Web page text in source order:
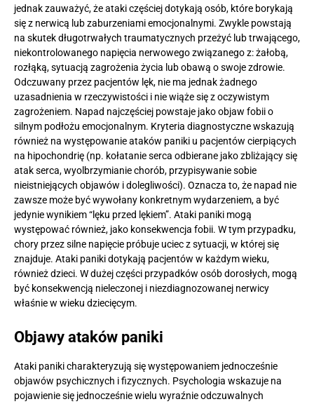
jednak zauważyć, że ataki częściej dotykają osób, które borykają
się z nerwicą lub zaburzeniami emocjonalnymi. Zwykle powstają
na skutek długotrwałych traumatycznych przeżyć lub trwającego,
niekontrolowanego napięcia nerwowego związanego z: żałobą,
rozłąką, sytuacją zagrożenia życia lub obawą o swoje zdrowie.
Odczuwany przez pacjentów lęk, nie ma jednak żadnego
uzasadnienia w rzeczywistości i nie wiąże się z oczywistym
zagrożeniem. Napad najczęściej powstaje jako objaw fobii o
silnym podłożu emocjonalnym. Kryteria diagnostyczne wskazują
również na występowanie ataków paniki u pacjentów cierpiących
na hipochondrię (np. kołatanie serca odbierane jako zbliżający się
atak serca, wyolbrzymianie chorób, przypisywanie sobie
nieistniejących objawów i dolegliwości). Oznacza to, że napad nie
zawsze może być wywołany konkretnym wydarzeniem, a być
jedynie wynikiem “lęku przed lękiem”. Ataki paniki mogą
występować również, jako konsekwencja fobii. W tym przypadku,
chory przez silne napięcie próbuje uciec z sytuacji, w której się
znajduje. Ataki paniki dotykają pacjentów w każdym wieku,
również dzieci. W dużej części przypadków osób dorosłych, mogą
być konsekwencją nieleczonej i niezdiagnozowanej nerwicy
właśnie w wieku dziecięcym.
Objawy ataków paniki
Ataki paniki charakteryzują się występowaniem jednocześnie
objawów psychicznych i fizycznych. Psychologia wskazuje na
pojawienie się jednocześnie wielu wyraźnie odczuwalnych